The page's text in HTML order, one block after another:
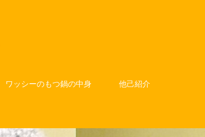
ワッシーのもつ鍋の中身 他己紹介